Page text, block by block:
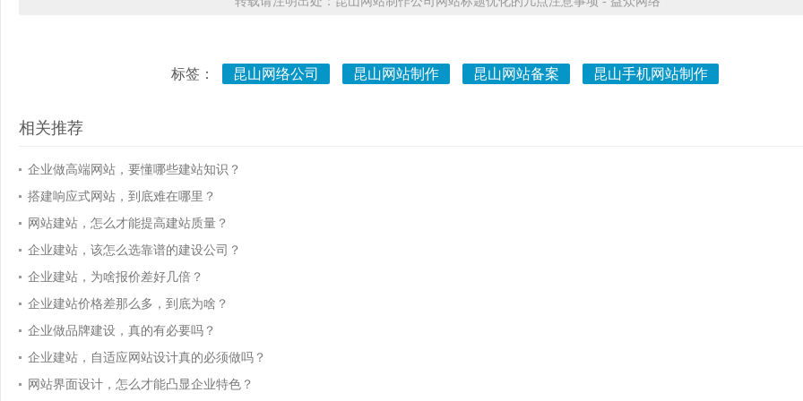
标签： 昆山网络公司 昆山网站制作 昆山网站备案 昆山手机网站制作
相关推荐
企业做高端网站，要懂哪些建站知识？
搭建响应式网站，到底难在哪里？
网站建站，怎么才能提高建站质量？
企业建站，该怎么选靠谱的建设公司？
企业建站，为啥报价差好几倍？
企业建站价格差那么多，到底为啥？
企业做品牌建设，真的有必要吗？
企业建站，自适应网站设计真的必须做吗？
网站界面设计，怎么才能凸显企业特色？